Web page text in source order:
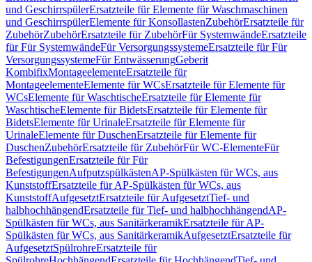
und GeschirrspülerErsatzteile für Elemente für Waschmaschinen
und GeschirrspülerElemente für KonsollastenZubehörErsatzteile für
ZubehörZubehörErsatzteile für ZubehörFür SystemwändeErsatzteile
für Für SystemwändeFür VersorgungssystemeErsatzteile für Für
VersorgungssystemeFür EntwässerungGeberit
KombifixMontageelementeErsatzteile für
MontageelementeElemente für WCsErsatzteile für Elemente für
WCsElemente für WaschtischeErsatzteile für Elemente für
WaschtischeElemente für BidetsErsatzteile für Elemente für
BidetsElemente für UrinaleErsatzteile für Elemente für
UrinaleElemente für DuschenErsatzteile für Elemente für
DuschenZubehörErsatzteile für ZubehörFür WC-ElementeFür
BefestigungenErsatzteile für Für
BefestigungenAufputzspülkästenAP-Spülkästen für WCs, aus
KunststoffErsatzteile für AP-Spülkästen für WCs, aus
KunststoffAufgesetztErsatzteile für AufgesetztTief- und
halbhochhängendErsatzteile für Tief- und halbhochhängendAP-
Spülkästen für WCs, aus SanitärkeramikErsatzteile für AP-
Spülkästen für WCs, aus SanitärkeramikAufgesetztErsatzteile für
AufgesetztSpülrohreErsatzteile für